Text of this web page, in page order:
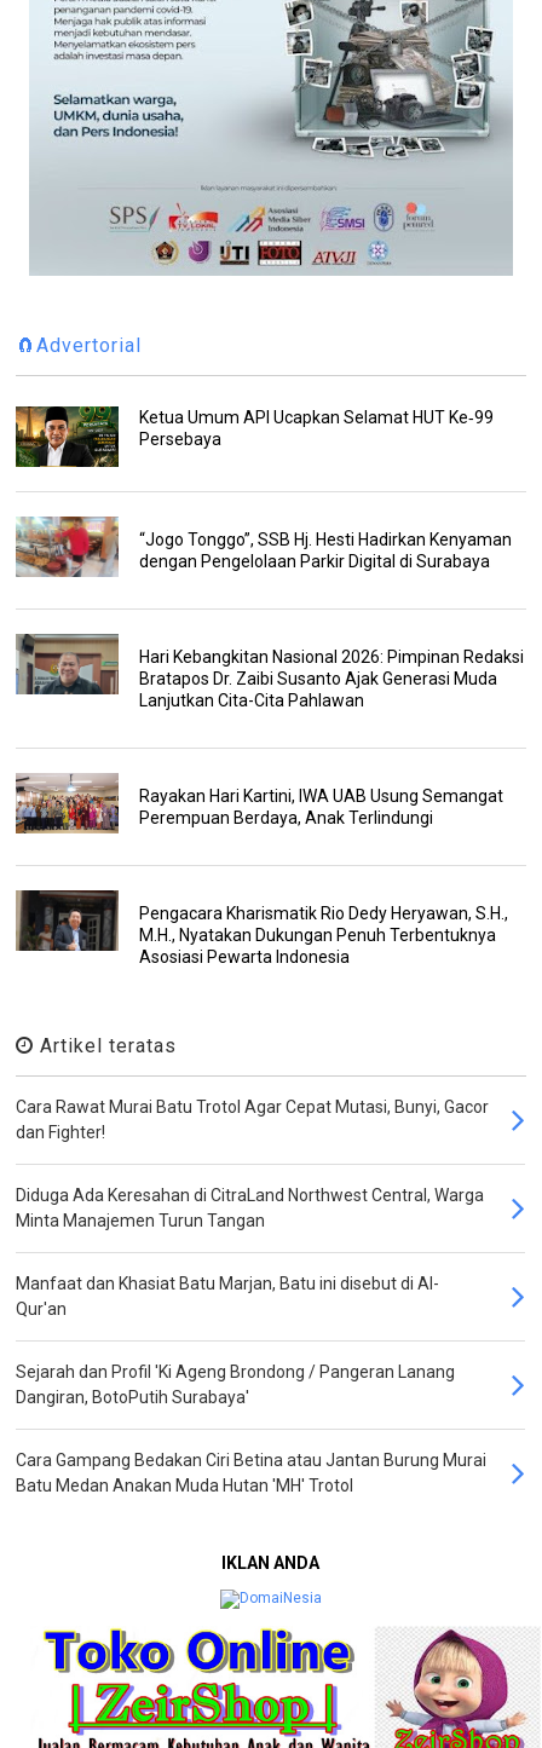
🧲Advertorial
Ketua Umum API Ucapkan Selamat HUT Ke‑99
Persebaya
“Jogo Tonggo”, SSB Hj. Hesti Hadirkan Kenyaman
dengan Pengelolaan Parkir Digital di Surabaya
Hari Kebangkitan Nasional 2026: Pimpinan Redaksi
Bratapos Dr. Zaibi Susanto Ajak Generasi Muda
Lanjutkan Cita-Cita Pahlawan
Rayakan Hari Kartini, IWA UAB Usung Semangat
Perempuan Berdaya, Anak Terlindungi
Pengacara Kharismatik Rio Dedy Heryawan, S.H.,
M.H., Nyatakan Dukungan Penuh Terbentuknya
Asosiasi Pewarta Indonesia
Artikel teratas
Cara Rawat Murai Batu Trotol Agar Cepat Mutasi, Bunyi, Gacor
dan Fighter!
Diduga Ada Keresahan di CitraLand Northwest Central, Warga
Minta Manajemen Turun Tangan
Manfaat dan Khasiat Batu Marjan, Batu ini disebut di Al-
Qur'an
Sejarah dan Profil 'Ki Ageng Brondong / Pangeran Lanang
Dangiran, BotoPutih Surabaya'
Cara Gampang Bedakan Ciri Betina atau Jantan Burung Murai
Batu Medan Anakan Muda Hutan 'MH' Trotol
IKLAN ANDA